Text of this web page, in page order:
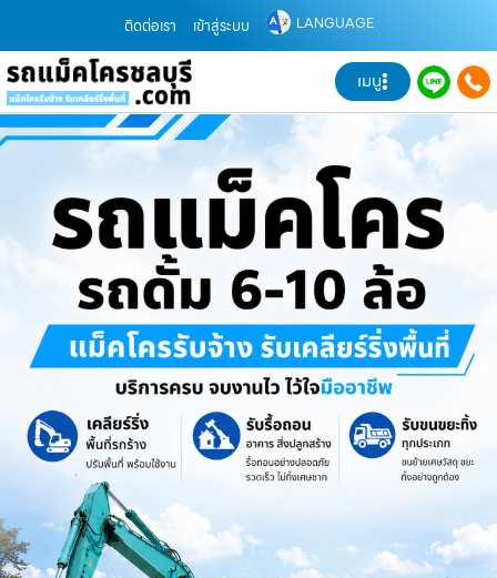
ติดต่อเรา เข้าสู่ระบบ LANGUAGE
เมนู